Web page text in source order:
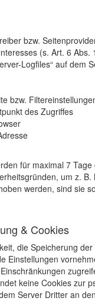
bzw.
(s. Art. 6
Logfiles“ auf dem
bzw.
des Zugriffes
für maximal 7
um z.
werden, sind sie
& Cookies
die Speicherung
Einstellungen
keine Cookies zur
Server Dritter an